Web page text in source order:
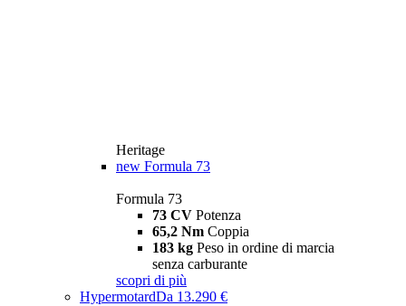
Heritage
new Formula 73
Formula 73
73 CV Potenza
65,2 Nm Coppia
183 kg Peso in ordine di marcia
senza carburante
scopri di più
HypermotardDa 13.290 €